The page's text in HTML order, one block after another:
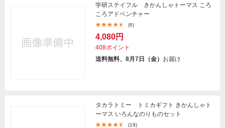
学研ステイフル きかんしゃトーマス ころ
ころアドベンチャー
(6)
4,080円
408ポイント
送料無料、8月7日（金） お届け
タカラトミー トミカギフト きかんしゃト
ーマス いろんなのりものセット
(19)